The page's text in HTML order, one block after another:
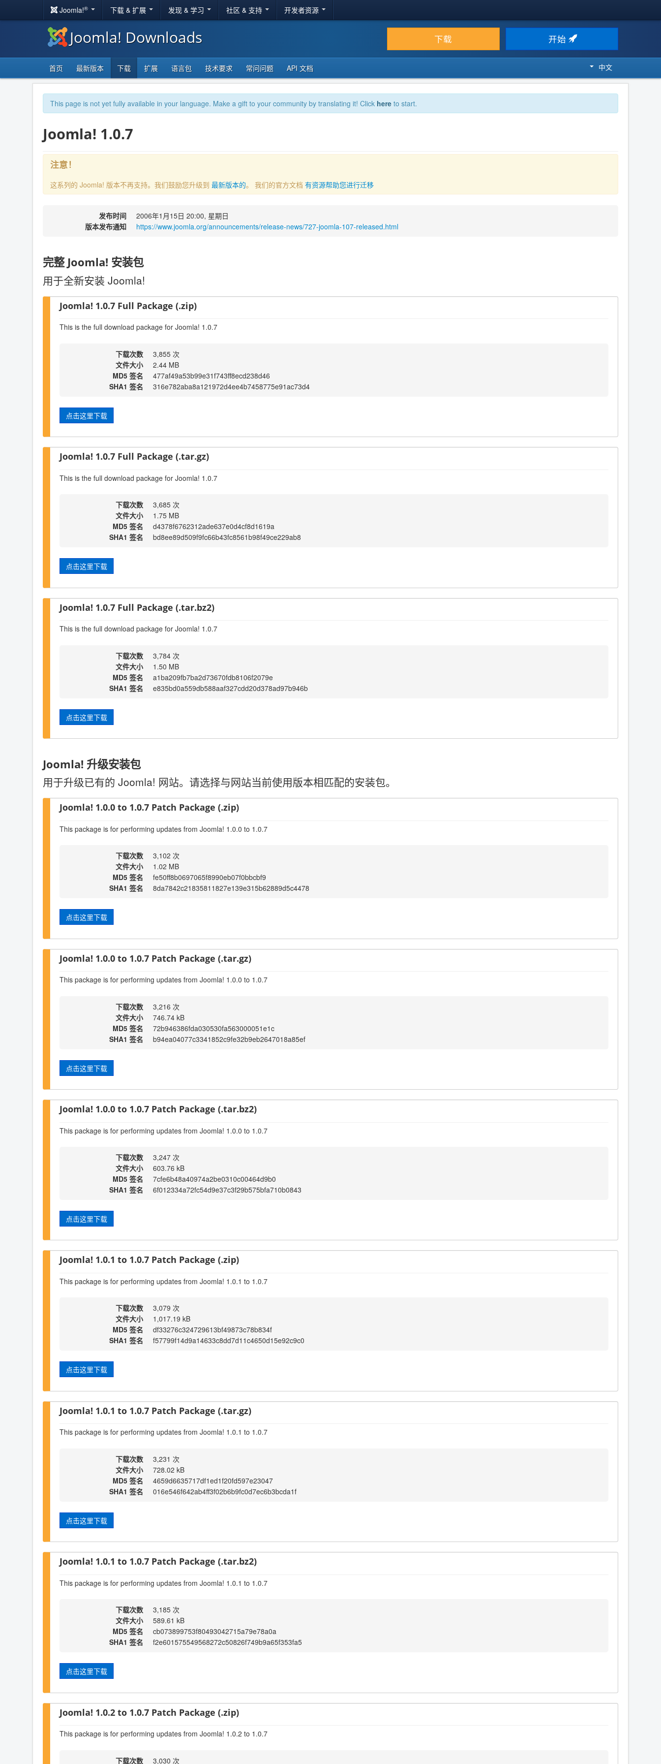
Joomla!® 下载 & 扩展 发现 & 学习 社区 & 支持 开发者资源
Joomla! Downloads 下载 开始
首页 最新版本 下载 扩展 语言包 技术要求 常问问题 API 文档 中文
This page is not yet fully available in your language. Make a gift to your community by translating it! Click here to start.
Joomla! 1.0.7
注意！
这系列的 Joomla! 版本不再支持。我们鼓励您升级到 最新版本的。 我们的官方文档 有资源帮助您进行迁移
发布时间
2006年1月15日 20:00, 星期日
版本发布通知
https://www.joomla.org/announcements/release-news/727-joomla-107-released.html
完整 Joomla! 安装包
用于全新安装 Joomla!
Joomla! 1.0.7 Full Package (.zip)
This is the full download package for Joomla! 1.0.7
下载次数
3,855 次
文件大小
2.44 MB
MD5 签名
477af49a53b99e31f743ff8ecd238d46
SHA1 签名
316e782aba8a121972d4ee4b7458775e91ac73d4
点击这里下载
Joomla! 1.0.7 Full Package (.tar.gz)
This is the full download package for Joomla! 1.0.7
下载次数
3,685 次
文件大小
1.75 MB
MD5 签名
d4378f6762312ade637e0d4cf8d1619a
SHA1 签名
bd8ee89d509f9fc66b43fc8561b98f49ce229ab8
点击这里下载
Joomla! 1.0.7 Full Package (.tar.bz2)
This is the full download package for Joomla! 1.0.7
下载次数
3,784 次
文件大小
1.50 MB
MD5 签名
a1ba209fb7ba2d73670fdb8106f2079e
SHA1 签名
e835bd0a559db588aaf327cdd20d378ad97b946b
点击这里下载
Joomla! 升级安装包
用于升级已有的 Joomla! 网站。请选择与网站当前使用版本相匹配的安装包。
Joomla! 1.0.0 to 1.0.7 Patch Package (.zip)
This package is for performing updates from Joomla! 1.0.0 to 1.0.7
下载次数
3,102 次
文件大小
1.02 MB
MD5 签名
fe50ff8b0697065f8990eb07f0bbcbf9
SHA1 签名
8da7842c21835811827e139e315b62889d5c4478
点击这里下载
Joomla! 1.0.0 to 1.0.7 Patch Package (.tar.gz)
This package is for performing updates from Joomla! 1.0.0 to 1.0.7
下载次数
3,216 次
文件大小
746.74 kB
MD5 签名
72b946386fda030530fa563000051e1c
SHA1 签名
b94ea04077c3341852c9fe32b9eb2647018a85ef
点击这里下载
Joomla! 1.0.0 to 1.0.7 Patch Package (.tar.bz2)
This package is for performing updates from Joomla! 1.0.0 to 1.0.7
下载次数
3,247 次
文件大小
603.76 kB
MD5 签名
7cfe6b48a40974a2be0310c00464d9b0
SHA1 签名
6f012334a72fc54d9e37c3f29b575bfa710b0843
点击这里下载
Joomla! 1.0.1 to 1.0.7 Patch Package (.zip)
This package is for performing updates from Joomla! 1.0.1 to 1.0.7
下载次数
3,079 次
文件大小
1,017.19 kB
MD5 签名
df33276c324729613bf49873c78b834f
SHA1 签名
f57799f14d9a14633c8dd7d11c4650d15e92c9c0
点击这里下载
Joomla! 1.0.1 to 1.0.7 Patch Package (.tar.gz)
This package is for performing updates from Joomla! 1.0.1 to 1.0.7
下载次数
3,231 次
文件大小
728.02 kB
MD5 签名
4659d6635717df1ed1f20fd597e23047
SHA1 签名
016e546f642ab4ff3f02b6b9fc0d7ec6b3bcda1f
点击这里下载
Joomla! 1.0.1 to 1.0.7 Patch Package (.tar.bz2)
This package is for performing updates from Joomla! 1.0.1 to 1.0.7
下载次数
3,185 次
文件大小
589.61 kB
MD5 签名
cb073899753f80493042715a79e78a0a
SHA1 签名
f2e601575549568272c50826f749b9a65f353fa5
点击这里下载
Joomla! 1.0.2 to 1.0.7 Patch Package (.zip)
This package is for performing updates from Joomla! 1.0.2 to 1.0.7
下载次数 3,030 次